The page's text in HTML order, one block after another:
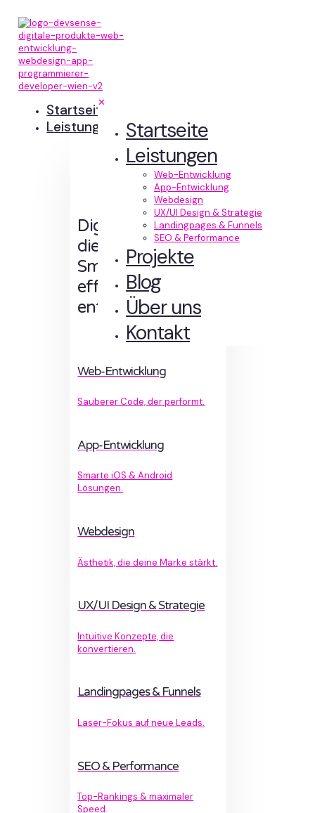
✕
Startseite
Leistungen
Web-Entwicklung
App-Entwicklung
Webdesign
UX/UI Design & Strategie
Landingpages & Funnels
SEO & Performance
Projekte
Blog
Über uns
Kontakt
Startseite
Leistungen
Digitale Erlebnisse,
die Sinn machen.
Smart designt und
effizient
entwickelt.
Web-Entwicklung
Sauberer Code, der performt.
App-Entwicklung
Smarte iOS & Android
Lösungen.
Webdesign
Ästhetik, die deine Marke stärkt.
UX/UI Design & Strategie
Intuitive Konzepte, die
konvertieren.
Landingpages & Funnels
Laser-Fokus auf neue Leads.
SEO & Performance
Top-Rankings & maximaler
Speed.